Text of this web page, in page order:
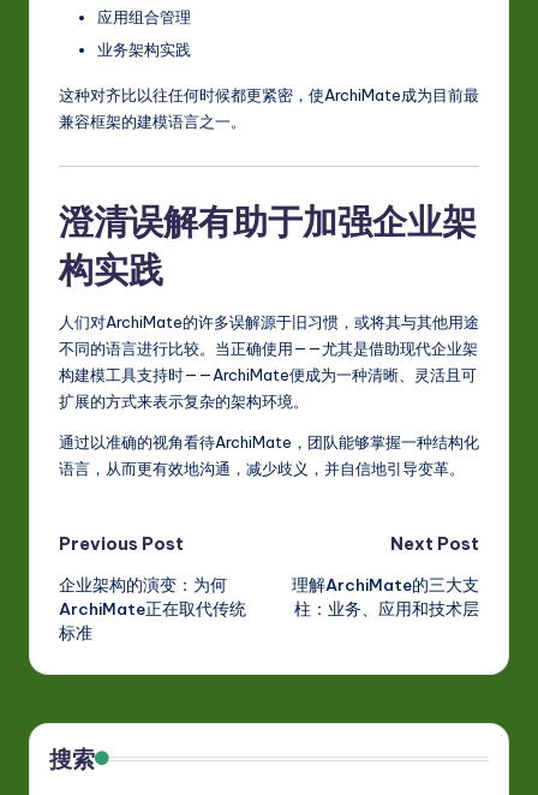
应用组合管理
业务架构实践
这种对齐比以往任何时候都更紧密，使ArchiMate成为目前最
兼容框架的建模语言之一。
澄清误解有助于加强企业架
构实践
人们对ArchiMate的许多误解源于旧习惯，或将其与其他用途
不同的语言进行比较。当正确使用——尤其是借助现代企业架
构建模工具支持时——ArchiMate便成为一种清晰、灵活且可
扩展的方式来表示复杂的架构环境。
通过以准确的视角看待ArchiMate，团队能够掌握一种结构化
语言，从而更有效地沟通，减少歧义，并自信地引导变革。
Post
navigation
Previous Post
企业架构的演变：为何
ArchiMate正在取代传统
标准
Next Post
理解ArchiMate的三大支
柱：业务、应用和技术层
搜索